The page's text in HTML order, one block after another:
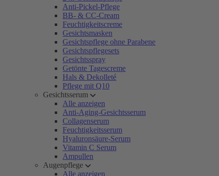
Anti-Pickel-Pflege
BB- & CC-Cream
Feuchtigkeitscreme
Gesichtsmasken
Gesichtspflege ohne Parabene
Gesichtspflegesets
Gesichtsspray
Getönte Tagescreme
Hals & Dekolleté
Pflege mit Q10
Gesichtsserum
Alle anzeigen
Anti-Aging-Gesichtsserum
Collagenserum
Feuchtigkeitsserum
Hyaluronsäure-Serum
Vitamin C Serum
Ampullen
Augenpflege
Alle anzeigen